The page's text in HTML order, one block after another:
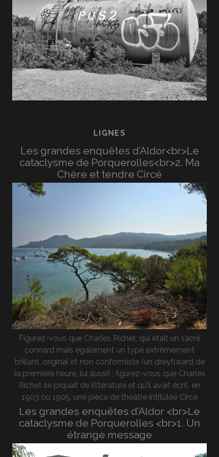
LIGNES
Les grandes enquêtes d’Aldor<br>Le
cataclysme de Porquerolles<br>2. Ma
Chère et tendre Circé
Figurez-vous que Charles Richet, qui était un sacré
connard mais également un type extrêmement
brillant, original et non conformiste (un dreyfusard de
la première heure, lui aussi) ; figurez-vous que Charles
Richet se piquait de littérature et qu’il avait écrit, en
1903 ou 1905, une pièce de théâtre intitulée Circé
Les grandes enquêtes d’Aldor <br>Le
cataclysme de Porquerolles <br>1. Un
étrange message